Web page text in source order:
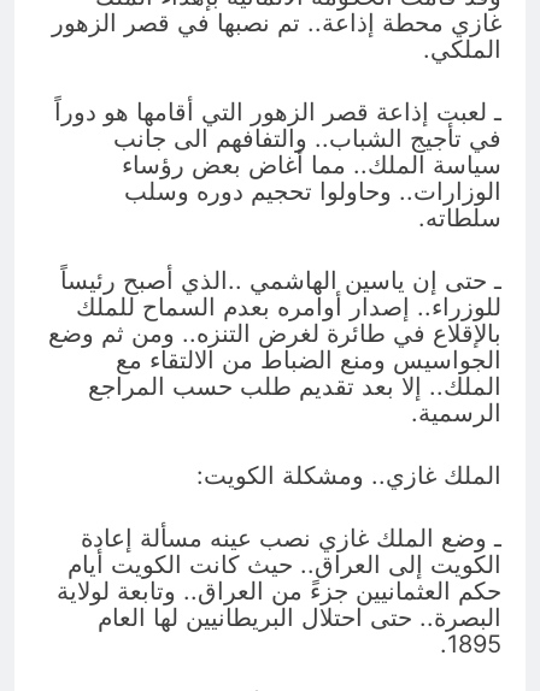
غازي محطة إذاعة.. تم نصبها في قصر الزهور
الملكي.
ـ لعبت إذاعة قصر الزهور التي أقامها هو دوراً
في تأجيج الشباب.. والتفافهم الى جانب
سياسة الملك.. مما أغاض بعض رؤساء
الوزارات.. وحاولوا تحجيم دوره وسلب
سلطاته.
ـ حتى إن ياسين الهاشمي ..الذي أصبح رئيساً
للوزراء.. إصدار أوامره بعدم السماح للملك
بالإقلاع في طائرة لغرض التنزه.. ومن ثم وضع
الجواسيس ومنع الضباط من الالتقاء مع
الملك.. إلا بعد تقديم طلب حسب المراجع
الرسمية.
الملك غازي.. ومشكلة الكويت:
ـ وضع الملك غازي نصب عينه مسألة إعادة
الكويت إلى العراق.. حيث كانت الكويت أيام
حكم العثمانيين جزءً من العراق.. وتابعة لولاية
البصرة.. حتى احتلال البريطانيين لها العام
1895.